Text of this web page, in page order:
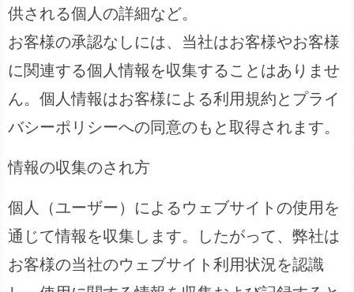
供される個人の詳細など。
お客様の承認なしには、当社はお客様やお客様
に関連する個人情報を収集することはありませ
ん。個人情報はお客様による利用規約とプライ
バシーポリシーへの同意のもと取得されます。
情報の収集のされ方
個人（ユーザー）によるウェブサイトの使用を
通じて情報を収集します。したがって、弊社は
お客様の当社のウェブサイト利用状況を認識